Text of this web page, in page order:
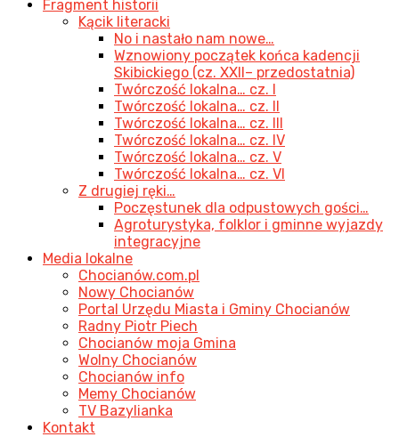
Fragment historii
Kącik literacki
No i nastało nam nowe…
Wznowiony początek końca kadencji
Skibickiego (cz. XXII– przedostatnia)
Twórczość lokalna… cz. I
Twórczość lokalna… cz. II
Twórczość lokalna… cz. III
Twórczość lokalna… cz. IV
Twórczość lokalna… cz. V
Twórczość lokalna… cz. VI
Z drugiej ręki…
Poczęstunek dla odpustowych gości…
Agroturystyka, folklor i gminne wyjazdy
integracyjne
Media lokalne
Chocianów.com.pl
Nowy Chocianów
Portal Urzędu Miasta i Gminy Chocianów
Radny Piotr Piech
Chocianów moja Gmina
Wolny Chocianów
Chocianów info
Memy Chocianów
TV Bazylianka
Kontakt